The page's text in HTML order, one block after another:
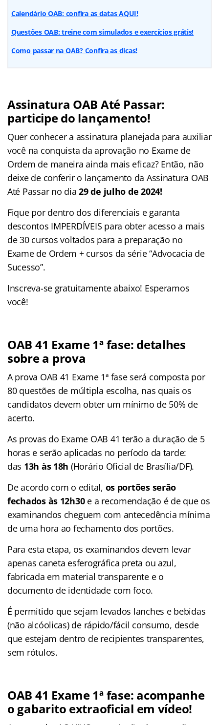
Calendário OAB: confira as datas AQUI!
Questões OAB: treine com simulados e exercícios grátis!
Como passar na OAB? Confira as dicas!
Assinatura OAB Até Passar:
participe do lançamento!
Quer conhecer a assinatura planejada para auxiliar
você na conquista da aprovação no Exame de
Ordem de maneira ainda mais eficaz? Então, não
deixe de conferir o lançamento da Assinatura OAB
Até Passar no dia29 de julho de 2024!
Fique por dentro dos diferenciais e garanta
descontos IMPERDÍVEIS para obter acesso a mais
de 30 cursos voltados para a preparação no
Exame de Ordem + cursos da série “Advocacia de
Sucesso”.
Inscreva-se gratuitamente abaixo! Esperamos
você!
OAB 41 Exame 1ª fase: detalhes
sobre a prova
A prova OAB 41 Exame 1ª fase será composta por
80 questões de múltipla escolha, nas quais os
candidatos devem obter um mínimo de 50% de
acerto.
As provas do Exame OAB 41 terão a duração de 5
horas e serão aplicadas no período da tarde:
das 13h às 18h (Horário Oficial de Brasília/DF).
De acordo com o edital, os portões serão
fechados às 12h30e a recomendação é de que os
examinandos cheguem com antecedência mínima
de uma hora ao fechamento dos portões.
Para esta etapa, os examinandos devem levar
apenas caneta esferográfica preta ou azul,
fabricada em material transparente e o
documento de identidade com foco.
É permitido que sejam levados lanches e bebidas
(não alcóolicas) de rápido/fácil consumo, desde
que estejam dentro de recipientes transparentes,
sem rótulos.
OAB 41 Exame 1ª fase: acompanhe
o gabarito extraoficial em vídeo!